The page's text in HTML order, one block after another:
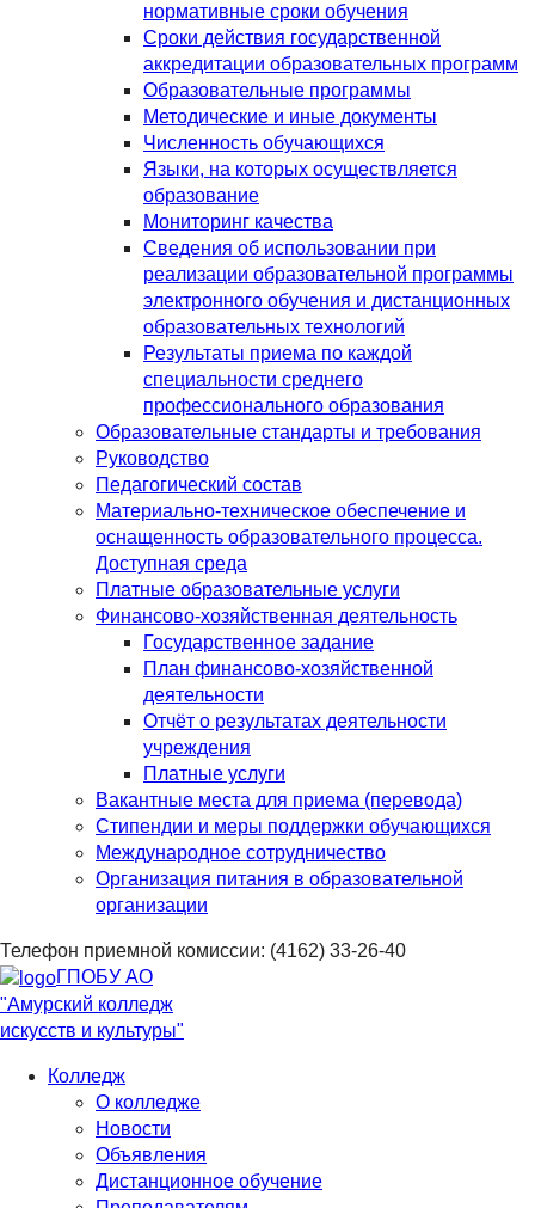
нормативные сроки обучения
Сроки действия государственной
аккредитации образовательных программ
Образовательные программы
Методические и иные документы
Численность обучающихся
Языки, на которых осуществляется
образование
Мониторинг качества
Сведения об использовании при
реализации образовательной программы
электронного обучения и дистанционных
образовательных технологий
Результаты приема по каждой
специальности среднего
профессионального образования
Образовательные стандарты и требования
Руководство
Педагогический состав
Материально-техническое обеспечение и
оснащенность образовательного процесса.
Доступная среда
Платные образовательные услуги
Финансово-хозяйственная деятельность
Государственное задание
План финансово-хозяйственной
деятельности
Отчёт о результатах деятельности
учреждения
Платные услуги
Вакантные места для приема (перевода)
Стипендии и меры поддержки обучающихся
Международное сотрудничество
Организация питания в образовательной
организации
Телефон приемной комиссии: (4162) 33-26-40
ГПОБУ АО
"Амурский колледж
искусств и культуры"
Колледж
О колледже
Новости
Объявления
Дистанционное обучение